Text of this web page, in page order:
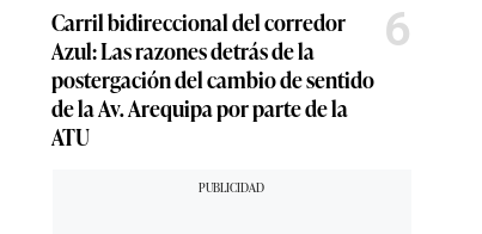
Carril bidireccional del corredor
Azul: Las razones detrás de la
postergación del cambio de sentido
de la Av. Arequipa por parte de la
ATU
6